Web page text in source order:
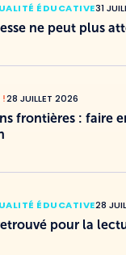
ÉDUCATIVE31
ne peut plus
!28 JUILLET 2026
frontières : faire
ÉDUCATIVE28
pour la